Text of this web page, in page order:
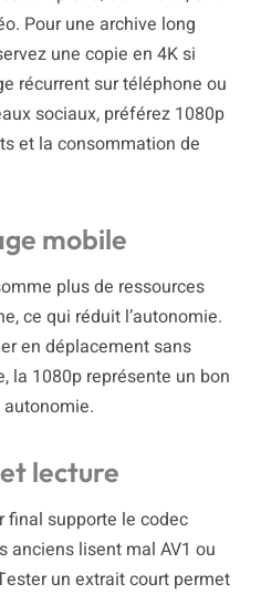
Pour une archive long
une copie en 4K si
récurrent sur téléphone ou
sociaux, préférez 1080p
et la consommation de
mobile
plus de ressources
ce qui réduit l’autonomie.
en déplacement sans
la 1080p représente un bon
lecture
final supporte le codec
anciens lisent mal AV1 ou
un extrait court permet